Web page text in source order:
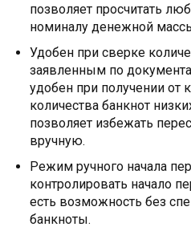
позволяет просчитать
номиналу денежной
Удобен при сверке
заявленным по
удобен при получении от
количества банкнот
позволяет избежать
вручную.
Режим ручного начала
контролировать начало
есть возможность без
банкноты.